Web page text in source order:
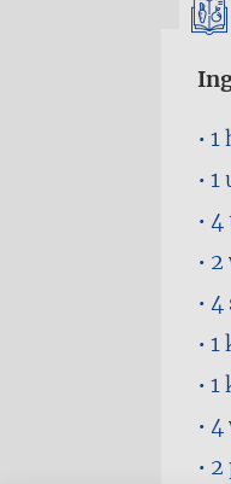
1
1
4
2
4
1
1
4
2